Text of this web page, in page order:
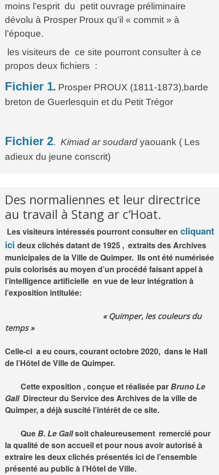
moins l’esprit du petit ouvrage préliminaire
dévolu à Prosper Proux qu’il « commit » à
l’époque.
les visiteurs de ce site pourront consulter à ce
propos deux fichiers :
Fichier 1. Prosper PROUX (1811-1873),barde
breton de Guerlesquin et du Petit Trégor
Fichier 2. Kimiad ar soudard yaouank ( Les
adieux du jeune conscrit)
Des normaliennes et leur directrice
au travail à Stang ar c’Hoat.
Les visiteurs intéressés pourront consulter en cliquant
ici deux clichés datant de 1925 , extraits des Archives
municipales de la Ville de Quimper. Ils ont été numérisée
puis colorisés au moyen d’un procédé faisant appel à
l’intelligence artificielle en vue de leur intégration à
l’exposition intitulée:
« Quimper, les couleurs du
temps »
Celle-ci a eu cours, courant octobre 2020, dans le Hall
de l’Hôtel de Ville de Quimper.
Cette exposition , conçue et réalisée parBruno Le
Gall Directeur du Service des Archives de la ville de
Quimper, a déjà suscité l’intérêt de ce site.
QueB. Le Gallsoit chaleureusement remercié pour
la qualité de son accueil et pour nous avoir autorisé à
extraire les deux clichés présentés ici de l’ensemble
présenté au public à l’Hôtel de Ville.